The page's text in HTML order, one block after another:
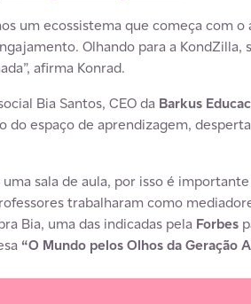
um ecossistema que começa com
Olhando para a KondZilla,
afirma Konrad.
Bia Santos, CEO da Barkus
espaço de aprendizagem,
sala de aula, por isso é
trabalharam como
Bia, uma das indicadas pela Forbes
“O Mundo pelos Olhos da Geração